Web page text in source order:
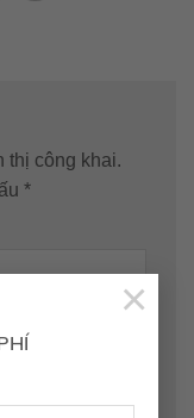
×
thị công khai.
*